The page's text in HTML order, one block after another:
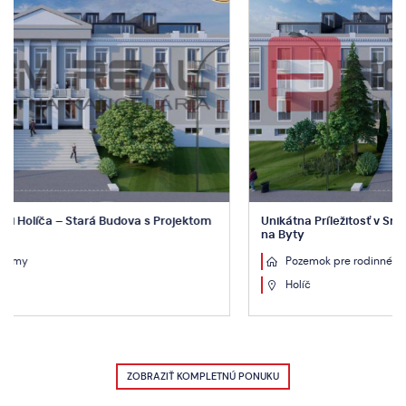
Unikátna Príležitosť v Srdci Holíča – Stará Budova s
ZOBRAZIŤ KOMPLETNÚ PONUKU